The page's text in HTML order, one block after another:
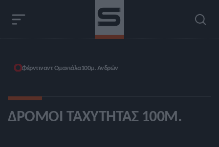
Φέρντιναντ Ομανιάλα100μ. Ανδρών
ΔΡΌΜΟΙ ΤΑΧΎΤΗΤΑΣ 100Μ.